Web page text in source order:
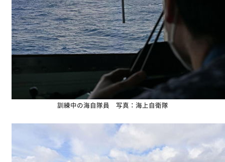
訓練中の海自隊員 写真：海上自衛隊